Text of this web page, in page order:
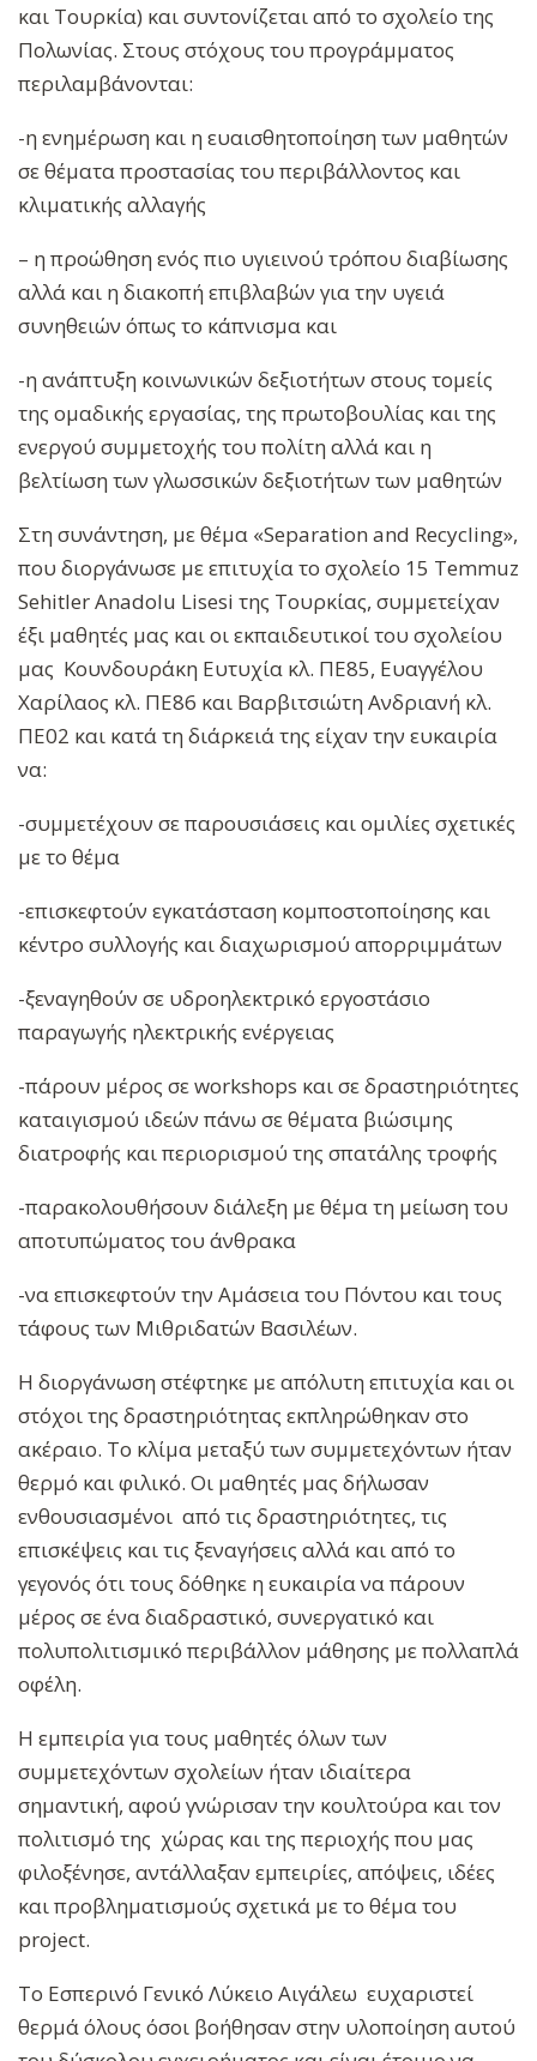
και Τουρκία) και συντονίζεται από το σχολείο της
Πολωνίας. Στους στόχους του προγράμματος
περιλαμβάνονται:
-η ενημέρωση και η ευαισθητοποίηση των μαθητών
σε θέματα προστασίας του περιβάλλοντος και
κλιματικής αλλαγής
– η προώθηση ενός πιο υγιεινού τρόπου διαβίωσης
αλλά και η διακοπή επιβλαβών για την υγειά
συνηθειών όπως το κάπνισμα και
-η ανάπτυξη κοινωνικών δεξιοτήτων στους τομείς
της ομαδικής εργασίας, της πρωτοβουλίας και της
ενεργού συμμετοχής του πολίτη αλλά και η
βελτίωση των γλωσσικών δεξιοτήτων των μαθητών
Στη συνάντηση, με θέμα «Separation and Recycling»,
που διοργάνωσε με επιτυχία το σχολείο 15 Temmuz
Sehitler Anadolu Lisesi της Τουρκίας, συμμετείχαν
έξι μαθητές μας και οι εκπαιδευτικοί του σχολείου
μας Κουνδουράκη Ευτυχία κλ. ΠΕ85, Ευαγγέλου
Χαρίλαος κλ. ΠΕ86 και Βαρβιτσιώτη Ανδριανή κλ.
ΠΕ02 και κατά τη διάρκειά της είχαν την ευκαιρία
να:
-συμμετέχουν σε παρουσιάσεις και ομιλίες σχετικές
με το θέμα
-επισκεφτούν εγκατάσταση κομποστοποίησης και
κέντρο συλλογής και διαχωρισμού απορριμμάτων
-ξεναγηθούν σε υδροηλεκτρικό εργοστάσιο
παραγωγής ηλεκτρικής ενέργειας
-πάρουν μέρος σε workshops και σε δραστηριότητες
καταιγισμού ιδεών πάνω σε θέματα βιώσιμης
διατροφής και περιορισμού της σπατάλης τροφής
-παρακολουθήσουν διάλεξη με θέμα τη μείωση του
αποτυπώματος του άνθρακα
-να επισκεφτούν την Αμάσεια του Πόντου και τους
τάφους των Μιθριδατών Βασιλέων.
Η διοργάνωση στέφτηκε με απόλυτη επιτυχία και οι
στόχοι της δραστηριότητας εκπληρώθηκαν στο
ακέραιο. Το κλίμα μεταξύ των συμμετεχόντων ήταν
θερμό και φιλικό. Οι μαθητές μας δήλωσαν
ενθουσιασμένοι από τις δραστηριότητες, τις
επισκέψεις και τις ξεναγήσεις αλλά και από το
γεγονός ότι τους δόθηκε η ευκαιρία να πάρουν
μέρος σε ένα διαδραστικό, συνεργατικό και
πολυπολιτισμικό περιβάλλον μάθησης με πολλαπλά
οφέλη.
Η εμπειρία για τους μαθητές όλων των
συμμετεχόντων σχολείων ήταν ιδιαίτερα
σημαντική, αφού γνώρισαν την κουλτούρα και τον
πολιτισμό της χώρας και της περιοχής που μας
φιλοξένησε, αντάλλαξαν εμπειρίες, απόψεις, ιδέες
και προβληματισμούς σχετικά με το θέμα του
project.
Το Εσπερινό Γενικό Λύκειο Αιγάλεω ευχαριστεί
θερμά όλους όσοι βοήθησαν στην υλοποίηση αυτού